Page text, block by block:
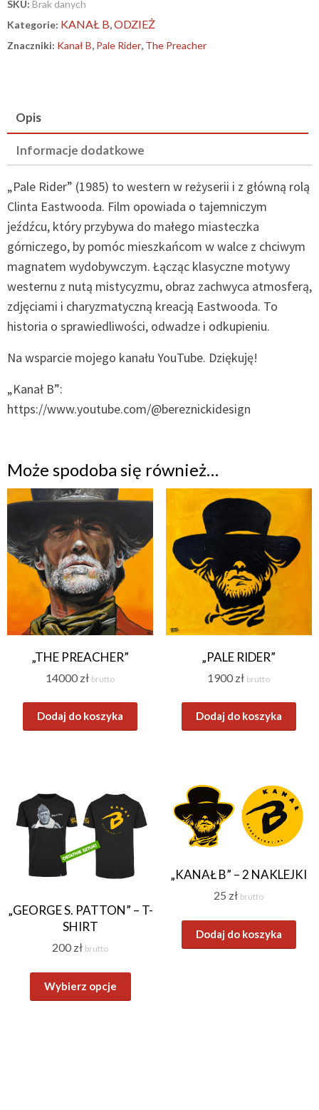
–
T-
SHIRT
SKU: Brak danych
Kategorie: KANAŁ B,ODZIEŻ
Znaczniki: Kanał B, Pale Rider, The Preacher
Opis
Informacje dodatkowe
„Pale Rider” (1985) to western w reżyserii i z główną rolą
Clinta Eastwooda. Film opowiada o tajemniczym
jeźdźcu, który przybywa do małego miasteczka
górniczego, by pomóc mieszkańcom w walce z chciwym
magnatem wydobywczym. Łącząc klasyczne motywy
westernu z nutą mistycyzmu, obraz zachwyca atmosferą,
zdjęciami i charyzmatyczną kreacją Eastwooda. To
historia o sprawiedliwości, odwadze i odkupieniu.
Na wsparcie mojego kanału YouTube. Dziękuję!
„Kanał B”:
https://www.youtube.com/@bereznickidesign
Może spodoba się również…
„THE PREACHER”
14000 zł brutto
Dodaj do koszyka
„PALE RIDER”
1900 zł brutto
Dodaj do koszyka
„GEORGE S. PATTON” – T-
SHIRT
200 zł brutto
Wybierz opcje
Ten
„KANAŁ B” – 2 NAKLEJKI
25 zł brutto
Dodaj do koszyka